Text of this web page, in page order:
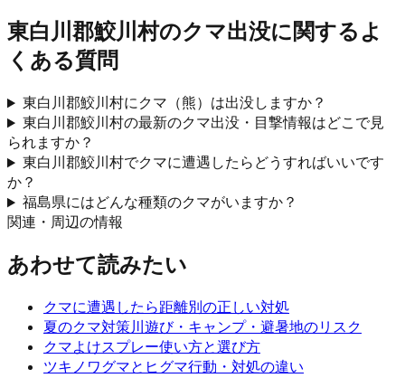
東白川郡鮫川村のクマ出没に関するよ
くある質問
東白川郡鮫川村にクマ（熊）は出没しますか？
東白川郡鮫川村の最新のクマ出没・目撃情報はどこで見
られますか？
東白川郡鮫川村でクマに遭遇したらどうすればいいです
か？
福島県にはどんな種類のクマがいますか？
関連・周辺の情報
あわせて読みたい
クマに遭遇したら距離別の正しい対処
夏のクマ対策川遊び・キャンプ・避暑地のリスク
クマよけスプレー使い方と選び方
ツキノワグマとヒグマ行動・対処の違い